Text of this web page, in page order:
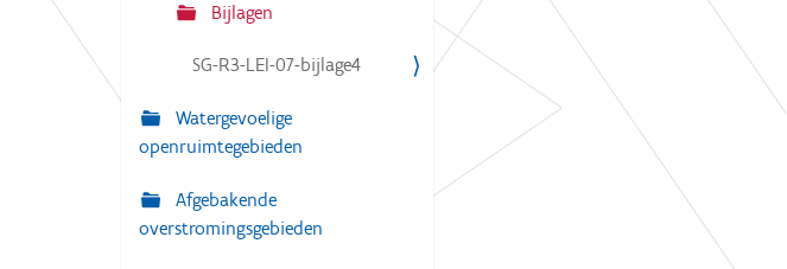
Bijlagen
SG-R3-LEI-07-bijlage4
Watergevoelige
openruimtegebieden
Afgebakende
overstromingsgebieden